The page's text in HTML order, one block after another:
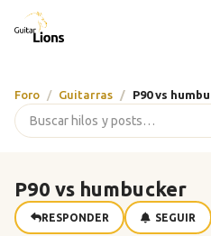
Foro Guitarras P90 vs
P90 vs humbucker
RESPONDER SEGUIR